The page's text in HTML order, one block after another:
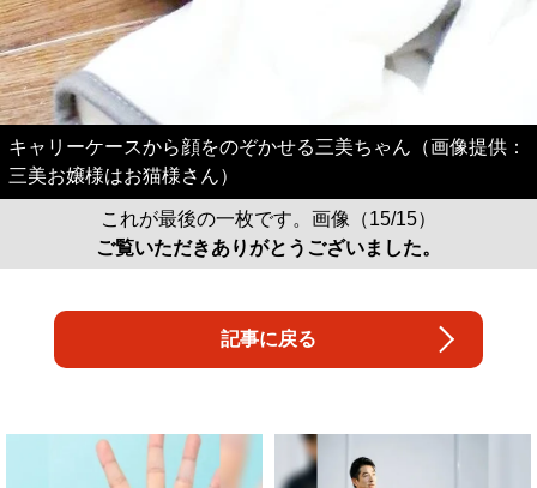
キャリーケースから顔をのぞかせる三美ちゃん（画像提供：
三美お嬢様はお猫様さん）
これが最後の一枚です。画像（15/15）
ご覧いただきありがとうございました。
記事に戻る